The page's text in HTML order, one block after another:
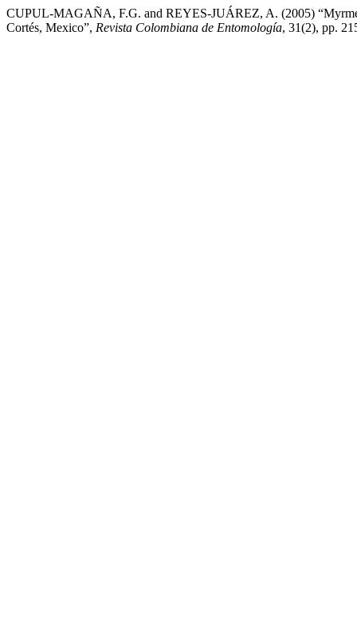
CUPUL-MAGAÑA, F.G. and REYES-JUÁREZ, A. (2005)
Cortés, Mexico”, Revista Colombiana de Entomología, 31(2), pp.